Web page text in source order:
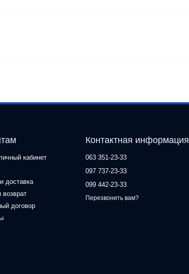
кабинет
доставка
договор
Контактная информация
063 351-23-33
097 737-23-33
099 442-23-33
Перезвонить вам?